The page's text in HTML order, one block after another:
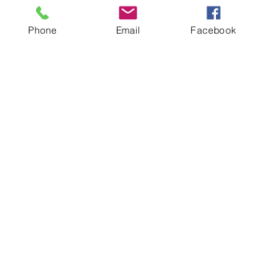
Phone Email Facebook